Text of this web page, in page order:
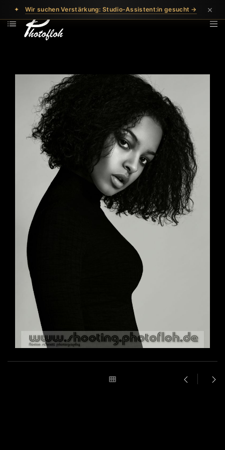
✦ Wir suchen Verstärkung: Studio-Assistent:in gesucht → ×